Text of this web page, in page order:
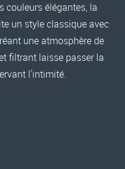
couleurs élégantes, la
un style classique avec
une atmosphère de
filtrant laisse passer la
l'intimité.